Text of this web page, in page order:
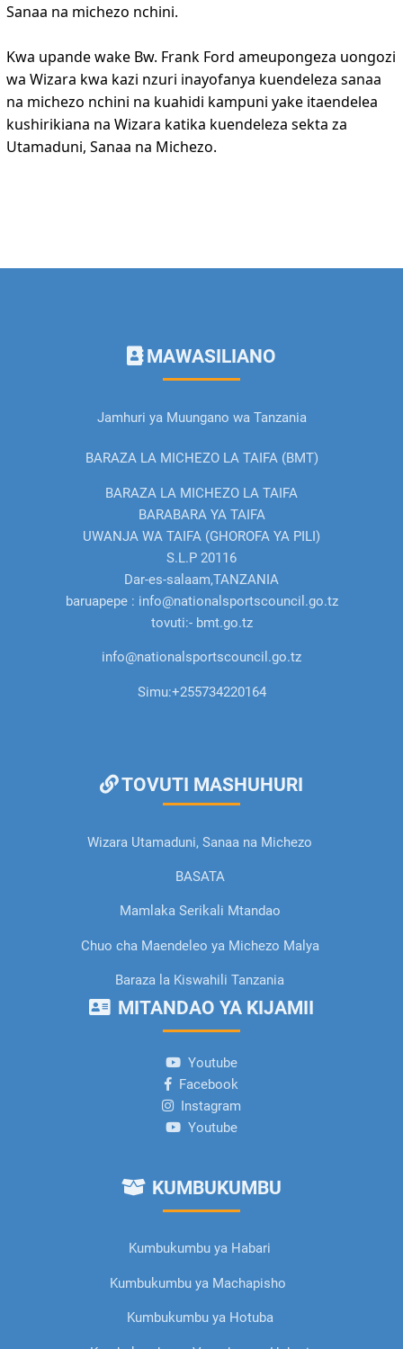
Sanaa na michezo nchini.
Kwa upande wake Bw. Frank Ford ameupongeza uongozi
wa Wizara kwa kazi nzuri inayofanya kuendeleza sanaa
na michezo nchini na kuahidi kampuni yake itaendelea
kushirikiana na Wizara katika kuendeleza sekta za
Utamaduni, Sanaa na Michezo.
MAWASILIANO
Jamhuri ya Muungano wa Tanzania
BARAZA LA MICHEZO LA TAIFA (BMT)
BARAZA LA MICHEZO LA TAIFA
BARABARA YA TAIFA
UWANJA WA TAIFA (GHOROFA YA PILI)
S.L.P 20116
Dar-es-salaam,TANZANIA
baruapepe : info@nationalsportscouncil.go.tz
tovuti:- bmt.go.tz
info@nationalsportscouncil.go.tz
Simu:+255734220164
TOVUTI MASHUHURI
Wizara Utamaduni, Sanaa na Michezo
BASATA
Mamlaka Serikali Mtandao
Chuo cha Maendeleo ya Michezo Malya
Baraza la Kiswahili Tanzania
MITANDAO YA KIJAMII
Youtube
Facebook
Instagram
Youtube
KUMBUKUMBU
Kumbukumbu ya Habari
Kumbukumbu ya Machapisho
Kumbukumbu ya Hotuba